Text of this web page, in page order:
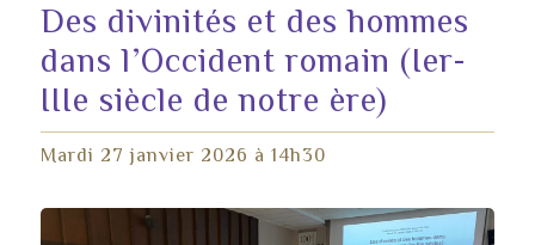
Des divinités et des hommes
dans l’Occident romain (Ier-
IIIe siècle de notre ère)
Mardi 27 janvier 2026 à 14h30